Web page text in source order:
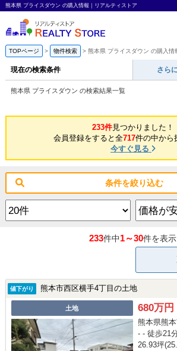
熊本県 プライスダウン の購入情報｜リアルティストア
TOPページ 物件検索 熊本県 プライスダウン の購入情
現在の検索条件 さら
熊本県 プライスダウン の検索結果一覧
233件見つかりました！
会員登録をすると全717件の中から
今すぐ見る
条件を絞り込む
233件中1～30件を表示
値下がり 熊本市西区横手4丁目の土地
土地 680万円
熊本県熊
- - 徒歩21
26.93坪